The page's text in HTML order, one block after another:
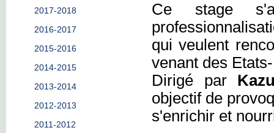
Ce stage
qui veulent
venant des
Dirigé par
objectif de
s'enrichir et
2017-2018
2016-2017
2015-2016
2014-2015
2013-2014
2012-2013
2011-2012